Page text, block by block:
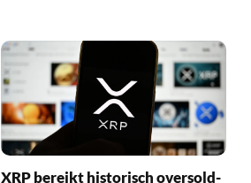
XRP bereikt historisch oversold-